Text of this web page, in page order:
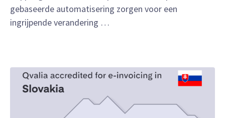
gebaseerde automatisering zorgen voor een
ingrijpende verandering …